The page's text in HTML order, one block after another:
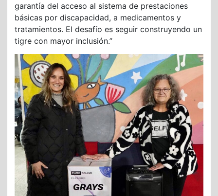
garantía del acceso al sistema de prestaciones
básicas por discapacidad, a medicamentos y
tratamientos. El desafío es seguir construyendo un
tigre con mayor inclusión.”